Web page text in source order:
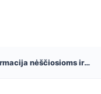
Klonopinas: informacija nėščiosioms ir žindančioms moterims